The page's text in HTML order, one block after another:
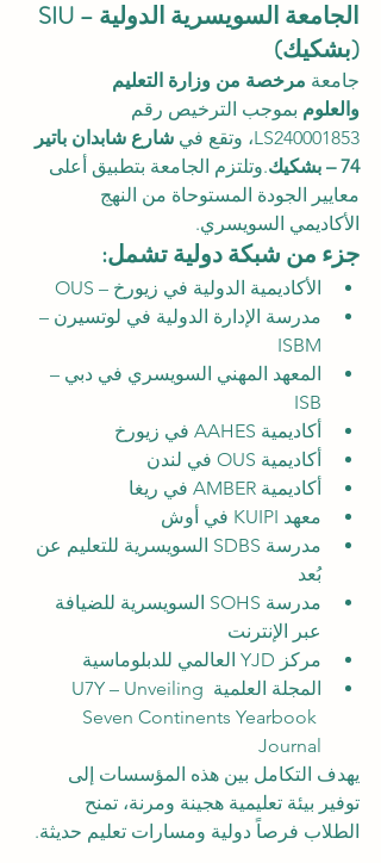
(بشكيك)
جامعة مرخصة من وزارة التعليم
والعلوم بموجب الترخيص رقم
LS240001853، وتقع في
شارع شابدان باتير
74 – بشكيك
.وتلتزم الجامعة بتطبيق أعلى
معايير الجودة المستوحاة من النهج
الأكاديمي السويسري.
جزء من شبكة دولية تشمل:
الأكاديمية الدولية في زيورخ – OUS
مدرسة الإدارة الدولية في لوتسيرن –
ISBM
المعهد المهني السويسري في دبي –
ISB
أكاديمية AAHES في زيورخ
أكاديمية OUS في لندن
أكاديمية AMBER في ريغا
معهد KUIPI في أوش
مدرسة SDBS السويسرية للتعليم عن
بُعد
مدرسة SOHS السويسرية للضيافة
عبر الإنترنت
مركز YJD العالمي للدبلوماسية
المجلة العلمية U7Y – Unveiling
Seven Continents Yearbook
Journal
يهدف التكامل بين هذه المؤسسات إلى
توفير بيئة تعليمية هجينة ومرنة، تمنح
الطلاب فرصاً دولية ومسارات تعليم حديثة.